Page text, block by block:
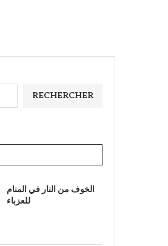
RECHERCHER
الخوف من النار في المنام
للعزباء